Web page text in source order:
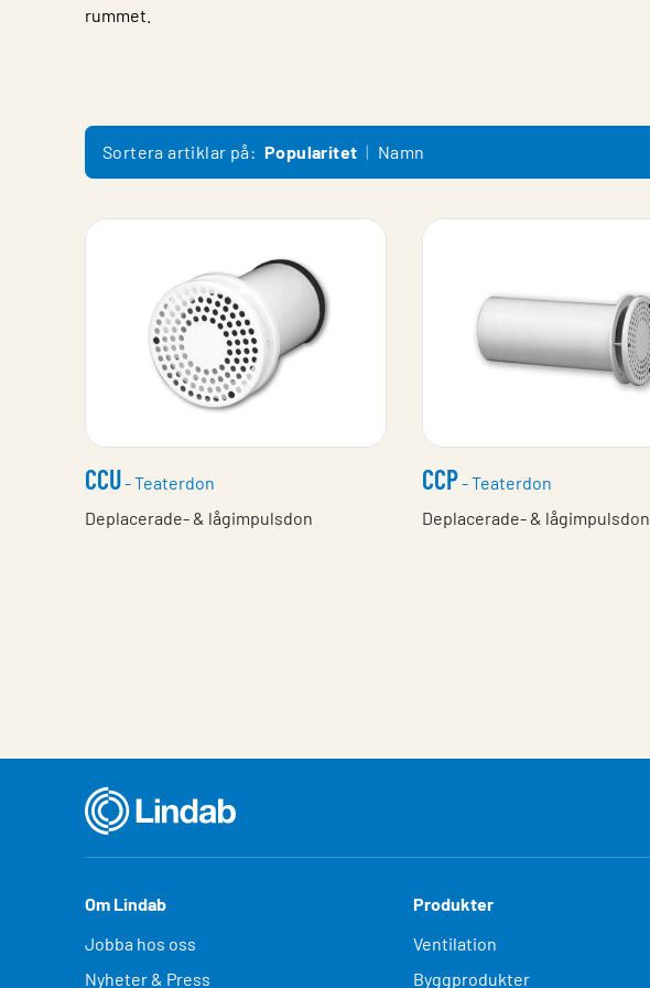
rummet.
Sortera artiklar på: Popularitet Namn
CCU- Teaterdon
Deplacerade- & lågimpulsdon
CCP- Teaterdon
Deplacerade- & lågimpulsdon
Om Lindab
Jobba hos oss
Nyheter & Press
Produkter
Ventilation
Byggprodukter